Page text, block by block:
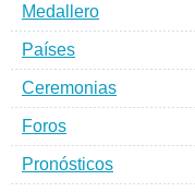
Medallero
Países
Ceremonias
Foros
Pronósticos